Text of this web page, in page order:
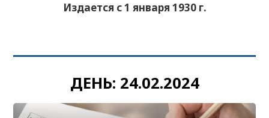
Издается с 1 января 1930 г.
ДЕНЬ: 24.02.2024